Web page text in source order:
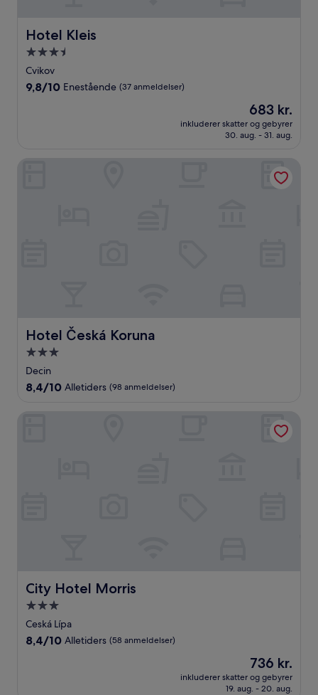
Hotel Kleis
Hotel Kleis
3.5-
stjernet
overnatningssted
Cvikov
9.8
anmeldelser)
9,8/10 Enestående (37 anmeldelser)
Prisen
er
683 kr.
683 kr.
inkluderer skatter og gebyrer
30. aug. - 31. aug.
Hotel Česká Koruna
Hotel Česká Koruna
3.0-
stjernet
overnatningssted
Decin
8.4
af
8,4/10 Alletiders (98 anmeldelser)
City Hotel Morris
City Hotel Morris
3.0-
stjernet
overnatningssted
Ceská Lípa
8.4
8,4/10 Alletiders (58 anmeldelser)
Prisen
er
736 kr.
736 kr.
inkluderer skatter og gebyrer
19. aug. - 20. aug.